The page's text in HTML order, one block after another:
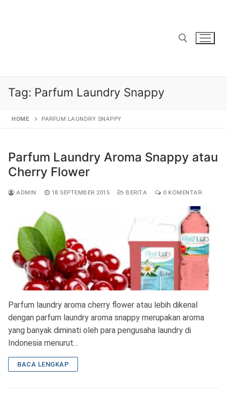
Tag: Parfum Laundry Snappy
HOME PARFUM LAUNDRY SNAPPY
Parfum Laundry Aroma Snappy atau
Cherry Flower
ADMIN 18 SEPTEMBER 2015 BERITA 0 KOMENTAR
Parfum laundry aroma cherry flower atau lebih dikenal
dengan parfum laundry aroma snappy merupakan aroma
yang banyak diminati oleh para pengusaha laundry di
Indonesia menurut…
BACA LENGKAP